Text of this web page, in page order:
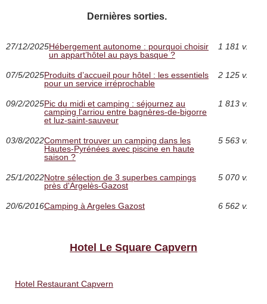
Dernières sorties.
27/12/2025Hébergement autonome : pourquoi choisir
un appart’hôtel au pays basque ?
1 181 v.
07/5/2025Produits d’accueil pour hôtel : les essentiels
pour un service irréprochable
2 125 v.
09/2/2025Pic du midi et camping : séjournez au
camping l'arriou entre bagnères-de-bigorre
et luz-saint-sauveur
1 813 v.
03/8/2022Comment trouver un camping dans les
Hautes-Pyrénées avec piscine en haute
saison ?
5 563 v.
25/1/2022Notre sélection de 3 superbes campings
près d'Argelès-Gazost
5 070 v.
20/6/2016Camping à Argeles Gazost 6 562 v.
Hotel Le Square Capvern
Hotel Restaurant Capvern